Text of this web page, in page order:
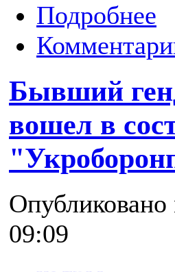
Подробнее
Бывший
вошел в
09:09